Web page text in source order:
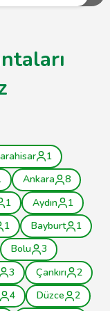
1
Ankara
8
1 Aydın
1
1 Bayburt
1
Bolu
3
3 Çankırı
2
4 Düzce
2